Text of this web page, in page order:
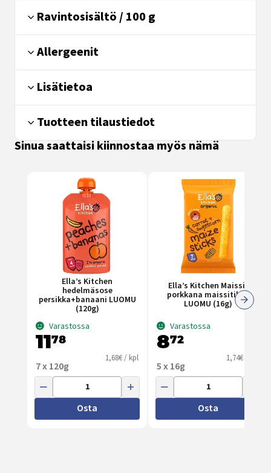
Ravintosisältö / 100 g
Allergeenit
Lisätietoa
Tuotteen tilaustiedot
Sinua saattaisi kiinnostaa myös nämä
Ella’s Kitchen
hedelmäsose
persikka+banaani LUOMU
(120g)
Varastossa
1178
7 x 120g
1,68€ / kpl
Osta
Ella’s Kitchen Maissi-
porkkana maissitikku
LUOMU (16g)
Varastossa
872
5 x 16g
1,74€ / kpl
Osta